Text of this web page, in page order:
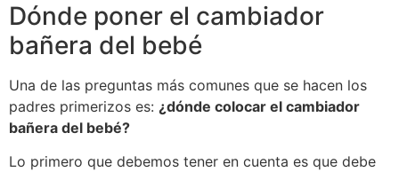
Dónde poner el cambiador
bañera del bebé
Una de las preguntas más comunes que se hacen los
padres primerizos es: ¿dónde colocar el cambiador
bañera del bebé?
Lo primero que debemos tener en cuenta es que debe